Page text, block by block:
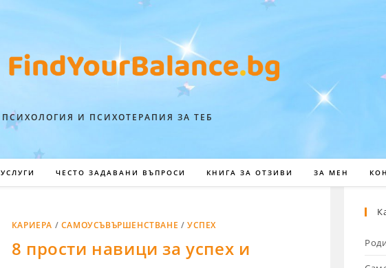
ПСИХОЛОГИЯ И ПСИХОТЕРАПИЯ ЗА ТЕБ
УСЛУГИ ЧЕСТО ЗАДАВАНИ ВЪПРОСИ КНИГА ЗА ОТЗИВИ ЗА МЕН
КАРИЕРА / САМОУСЪВЪРШЕНСТВАНЕ /УСПЕХ
8 прости навици за успех и